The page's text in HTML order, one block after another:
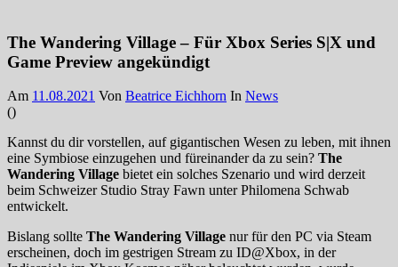
The Wandering Village – Für Xbox Series S|X und
Game Preview angekündigt
Am 11.08.2021 Von Beatrice Eichhorn In News
()
Kannst du dir vorstellen, auf gigantischen Wesen zu leben, mit ihnen
eine Symbiose einzugehen und füreinander da zu sein? The
Wandering Village bietet ein solches Szenario und wird derzeit
beim Schweizer Studio Stray Fawn unter Philomena Schwab
entwickelt.
Bislang sollte The Wandering Village nur für den PC via Steam
erscheinen, doch im gestrigen Stream zu ID@Xbox, in der